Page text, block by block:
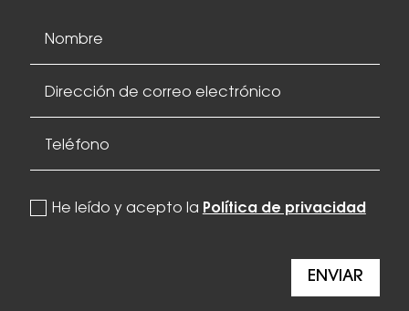
He leído y acepto la Política de privacidad
ENVIAR